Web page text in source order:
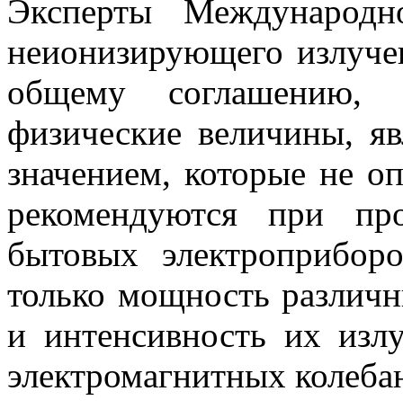
Эксперты
неионизирующего
общему соглашению,
физические величины,
значением, которые не
рекомендуются при
бытовых
только мощность
и интенсивность их
электромагнитных